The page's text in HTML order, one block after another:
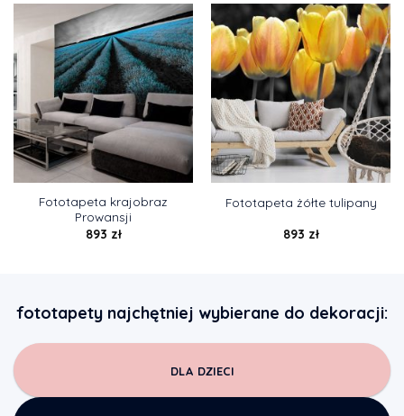
Fototapeta krajobraz
Prowansji
893 zł
Fototapeta żółte tulipany
893 zł
fototapety najchętniej wybierane do dekoracji:
DLA DZIECI